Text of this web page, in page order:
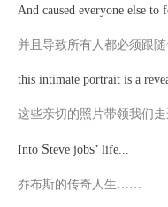
And caused everyone else to
并且导致所有人都必须跟
this intimate portrait is a
这些亲切的照片带领我们
Into Steve jobs’ life...
乔布斯的传奇人生……